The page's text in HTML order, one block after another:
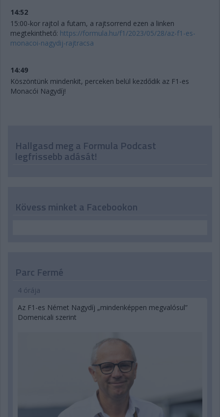
14:52
15:00-kor rajtol a futam, a rajtsorrend ezen a linken
megtekinthető: https://formula.hu/f1/2023/05/28/az-f1-es-
monacoi-nagydij-rajtracsa
14:49
Köszöntünk mindenkit, perceken belül kezdődik az F1-es
Monacói Nagydíj!
Hallgasd meg a Formula Podcast
legfrissebb adását!
Kövess minket a Facebookon
Parc Fermé
4 órája
Az F1-es Német Nagydíj „mindenképpen megvalósul”
Domenicali szerint